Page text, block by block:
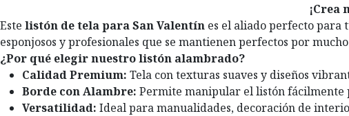
¡Crea
Este listón de tela para San Valentín es el aliado perfecto para
esponjosos y profesionales que se mantienen perfectos por
¿Por qué elegir nuestro listón alambrado?
Calidad Premium: Tela con texturas suaves y diseños
Borde con Alambre: Permite manipular el listón fácilmente
Versatilidad: Ideal para manualidades, decoración de